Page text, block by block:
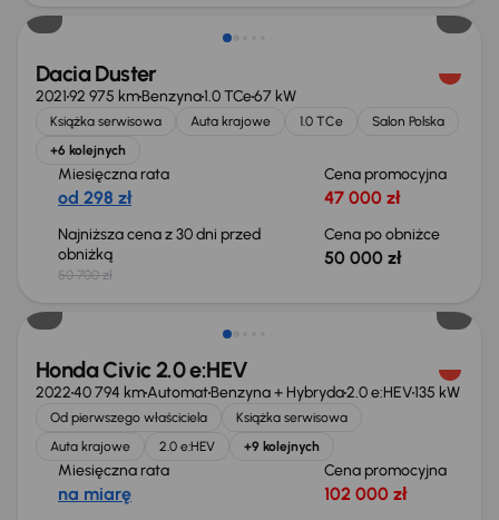
Dacia Duster
202192 975 kmBenzyna1.0 TCe67 kW
Książka serwisowa Auta krajowe 1.0 TCe
Salon Polska
+6 kolejnych
Miesięczna rata
od 298 zł
Cena promocyjna
47 000 zł
Najniższa cena z 30 dni przed
obniżką
50 700 zł
Cena po obniżce
50 000 zł
Taniej o 2 000 zł
Honda Civic 2.0 e:HEV
202240 794 kmAutomatBenzyna + Hybryda2.0 e:HEV135 kW
Od pierwszego właściciela
Książka serwisowa
Auta krajowe
2.0 e:HEV +9 kolejnych
Miesięczna rata
na miarę
Cena promocyjna
102 000 zł